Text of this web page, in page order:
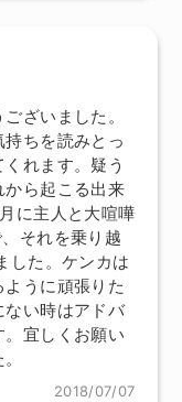
ざいました。
ちを読みとっ
れます。疑う
から起こる出来
に主人と大喧嘩
それを乗り越
した。ケンカは
うに頑張りた
ない時はアドバ
宜しくお願い
2018/07/07